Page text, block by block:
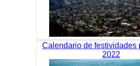
Calendario de festividades
2022